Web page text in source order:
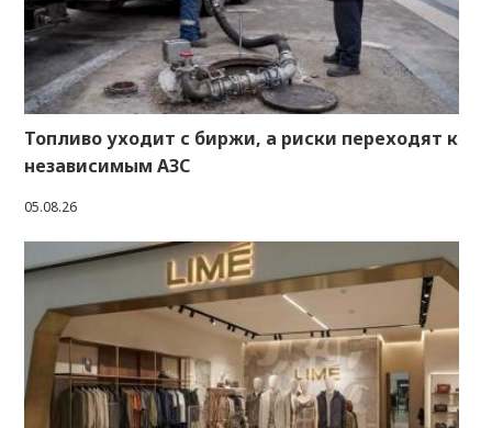
Топливо уходит с биржи, а риски переходят к
независимым АЗС
05.08.26